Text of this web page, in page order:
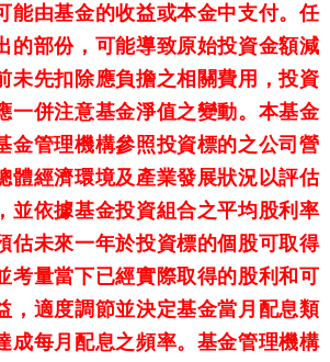
能由基金的收益或本金中支付。任
的部份，可能導致原始投資金額減
未先扣除應負擔之相關費用，投資
一併注意基金淨值之變動。本基金
金管理機構參照投資標的之公司營
體經濟環境及產業發展狀況以評估
並依據基金投資組合之平均股利率
估未來一年於投資標的個股可取得
考量當下已經實際取得的股利和可
，適度調節並決定基金當月配息類
成每月配息之頻率。基金管理機構